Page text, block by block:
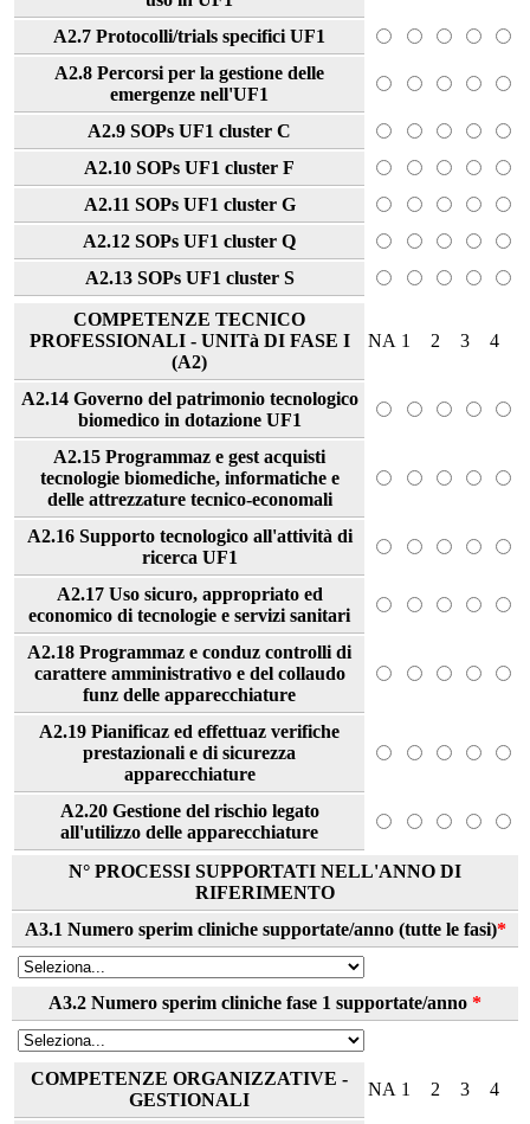
A2.7 Protocolli/trials specifici UF1
A2.8 Percorsi per la gestione delle
emergenze nell'UF1
A2.9 SOPs UF1 cluster C
A2.10 SOPs UF1 cluster F
A2.11 SOPs UF1 cluster G
A2.12 SOPs UF1 cluster Q
A2.13 SOPs UF1 cluster S
COMPETENZE TECNICO
PROFESSIONALI - UNITà DI FASE I
(A2)
NA 1 2 3 4
A2.14 Governo del patrimonio tecnologico
biomedico in dotazione UF1
A2.15 Programmaz e gest acquisti
tecnologie biomediche, informatiche e
delle attrezzature tecnico-economali
A2.16 Supporto tecnologico all'attività di
ricerca UF1
A2.17 Uso sicuro, appropriato ed
economico di tecnologie e servizi sanitari
A2.18 Programmaz e conduz controlli di
carattere amministrativo e del collaudo
funz delle apparecchiature
A2.19 Pianificaz ed effettuaz verifiche
prestazionali e di sicurezza
apparecchiature
A2.20 Gestione del rischio legato
all'utilizzo delle apparecchiature
N° PROCESSI SUPPORTATI NELL'ANNO DI
RIFERIMENTO
A3.1 Numero sperim cliniche supportate/anno (tutte le fasi)*
A3.2 Numero sperim cliniche fase 1 supportate/anno *
COMPETENZE ORGANIZZATIVE -
GESTIONALI
NA 1 2 3 4